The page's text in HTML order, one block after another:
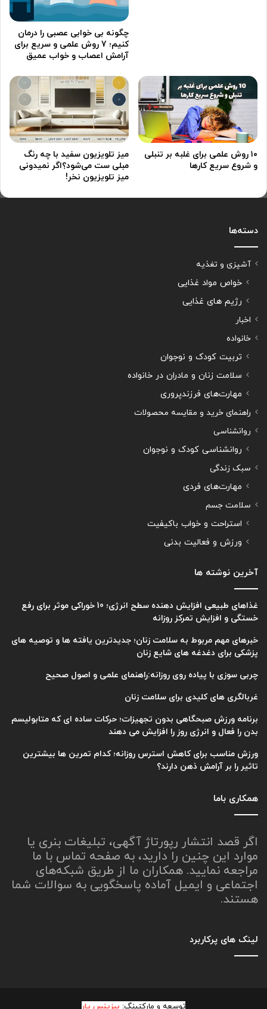
چگونه بی خوابی عصبی را درمان
کنیم؛ 7 روش علمی و سریع برای
آرامش اعصاب و خواب عمیق
۱۰ روش علمی برای غلبه بر تنبلی
و شروع سریع کارها
میز تلویزیون سفید با چه رنگ
مبلی ست می‌شود؟اگر نمیدونی
میز تلویزیون نخر!
دسته‌ها
آشپزی و تغذیه
خواص مواد غذایی
رژیم های غذایی
اخبار
خانواده
تربیت کودک و نوجوان
سلامت زنان و مادران در خانواده
مهارت‌های فرزندپروری
راهنمای خرید و مقایسه محصولات
روانشناسی
روانشناسی کودک و نوجوان
سبک زندگی
مهارت‌های فردی
سلامت جسم
استراحت و خواب باکیفیت
ورزش و فعالیت بدنی
آخرین نوشته ها
غذاهای طبیعی افزایش دهنده سطح انرژی؛ 10 خوراکی موثر برای رفع
خستگی و افزایش تمرکز روزانه
خبرهای مهم مربوط به سلامت زنان؛ جدیدترین یافته ها و توصیه های
پزشکی برای دغدغه های شایع زنان
چربی سوزی با پیاده روی روزانه:راهنمای علمی و اصول صحیح
غربالگری های کلیدی برای سلامت زنان
برنامه ورزش صبحگاهی بدون تجهیزات؛ حرکات ساده ای که متابولیسم
بدن را فعال و انرژی روز را افزایش می دهند
ورزش مناسب برای کاهش استرس روزانه؛ کدام تمرین ها بیشترین
تاثیر را بر آرامش ذهن دارند؟
همکاری باما
اگر قصد انتشار رپورتاژ آگهی، تبلیغات بنری یا
موارد این چنین را دارید، به صفحه تماس با ما
مراجعه نمایید. همکاران ما از طریق شبکه‌های
اجتماعی و ایمیل آماده پاسخگویی به سوالات شما
هستند.
لینک های پرکاربرد
توسعه و مارکتینگ: بیزینس یار